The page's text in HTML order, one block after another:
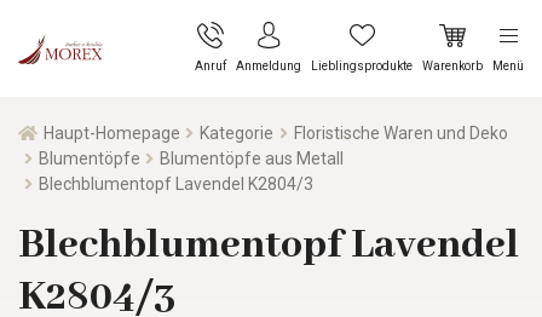
Anruf Anmeldung Lieblingsprodukte Warenkorb Menü
Haupt-Homepage Kategorie
Floristische Waren und Deko
Blumentöpfe
Blumentöpfe aus Metall
Blechblumentopf Lavendel K2804/3
Blechblumentopf Lavendel
K2804/3